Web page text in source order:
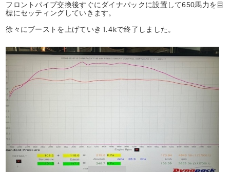
フロントパイプ交換後すぐにダイナパックに設置して650馬力を目
標にセッティングしていきます。
徐々にブーストを上げていき⒈4kで終了しました。